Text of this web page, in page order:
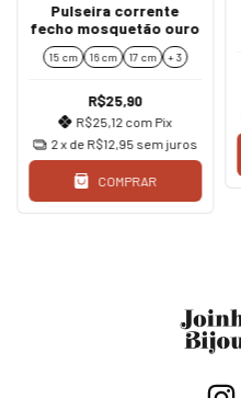
Pulseira corrente
fecho mosquetão ouro
15 cm 16 cm 17 cm + 3
R$25,90
R$25,12 com Pix
2x de R$12,95 sem juros
COMPRAR